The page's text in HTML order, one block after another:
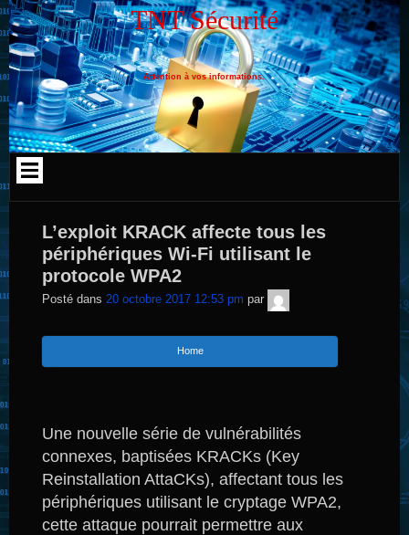
Aller
au
contenu
TNT Sécurité
Attention à vos informations.
L’exploit KRACK affecte tous les
périphériques Wi-Fi utilisant le
protocole WPA2
Posté dans 20 octobre 2017 12:53 pm par
Sécurité
Home
Une nouvelle série de vulnérabilités
connexes, baptisées KRACKs (Key
Reinstallation AttaCKs), affectant tous les
périphériques utilisant le cryptage WPA2,
cette attaque pourrait permettre aux